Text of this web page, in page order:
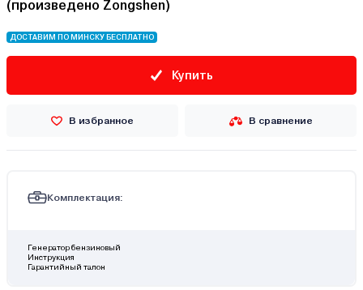
(произведено Zongshen)
ДОСТАВИМ ПО МИНСКУ БЕСПЛАТНО
Купить
В избранное В сравнение
Комплектация:
Генератор бензиновый
Инструкция
Гарантийный талон